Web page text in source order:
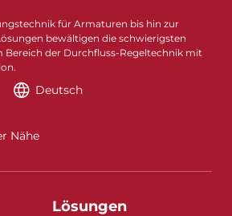
für Armaturen bis hin zur
bewältigen die schwierigsten
Bereich der Durchfluss-Regeltechnik mit
Deutsch
Nähe​​​​​​​
Lösungen